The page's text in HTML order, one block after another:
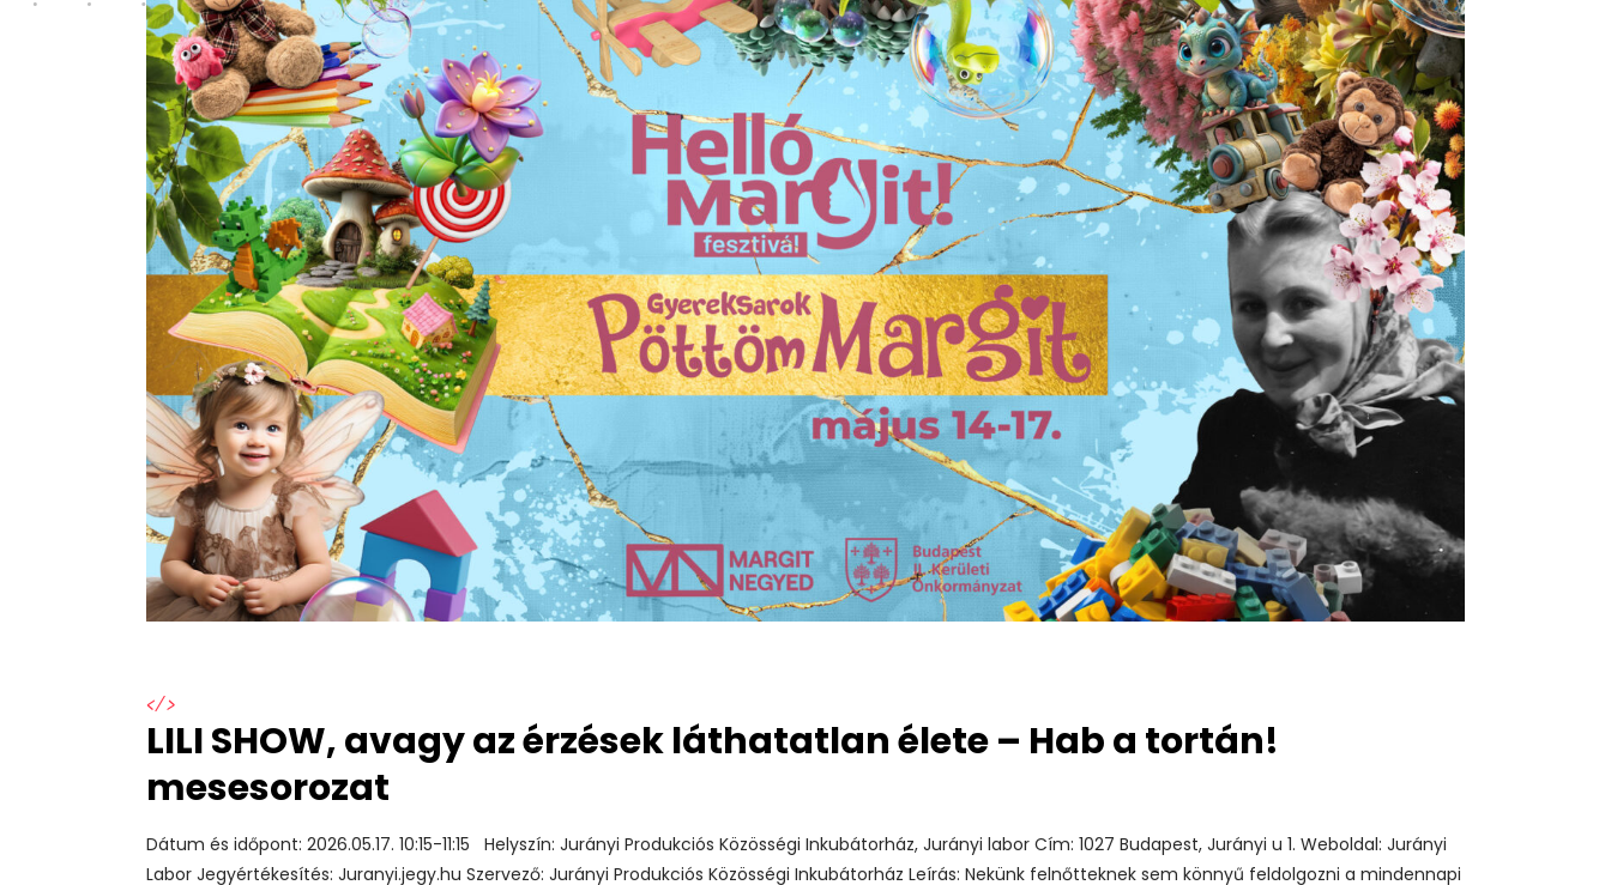
</>
LILI SHOW, avagy az érzések láthatatlan élete – Hab a tortán!
mesesorozat
Dátum és időpont: 2026.05.17. 10:15-11:15 Helyszín: Jurányi Produkciós Közösségi Inkubátorház, Jurányi labor Cím: 1027 Budapest, Jurányi u 1. Weboldal: Jurányi
Labor Jegyértékesítés: Juranyi.jegy.hu Szervező: Jurányi Produkciós Közösségi Inkubátorház Leírás: Nekünk felnőtteknek sem könnyű feldolgozni a mindennapi